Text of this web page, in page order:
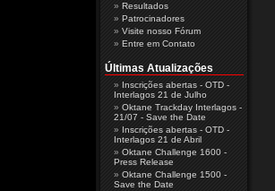
Resultados
Patrocinadores
Visite nosso Fórum
Entre em Contato
Últimas Atualizações
Inscrições abertas - OTD -
Interlagos 21 de Julho
Oktane Trackday Interlagos -
21/07 - Save the Date
Inscrições abertas - OTD -
Interlagos 21 de Abril
Oktane Challenge 1600 -
Press Release
Oktane Challenge 1500 -
Save the Date